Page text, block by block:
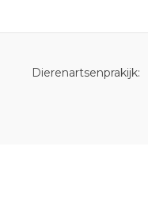
Dierenartsenprakijk: